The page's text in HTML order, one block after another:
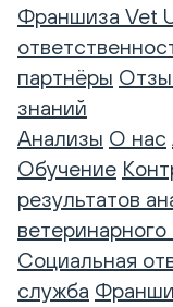
Франшиза Vet
партнёры
знаний
Анализы О нас
Обучение
результатов
ветеринарного
Социальная
служба